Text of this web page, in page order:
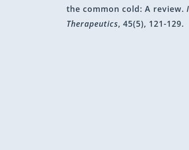
the common cold: A review.
Therapeutics, 45(5), 121-129.